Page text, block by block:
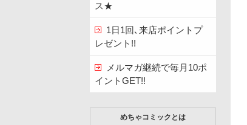
ス★
1日1回､来店ポイントプ
レゼント!!
メルマガ継続で毎月10ポ
イントGET!!
めちゃコミックとは